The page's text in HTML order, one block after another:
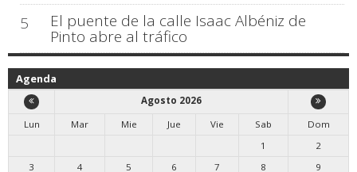
5
El puente de la calle Isaac Albéniz de
Pinto abre al tráfico
Agenda
Agosto 2026
Lun
Mar Mie Jue Vie Sab
Dom
1
2
3
4 5 6 7 8
9